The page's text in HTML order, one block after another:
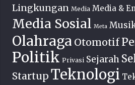
Lingkungan Media Media &
Media Sosial Meta
Olahraga Otomotif
Politik Privasi Sejarah
Startup Teknologi